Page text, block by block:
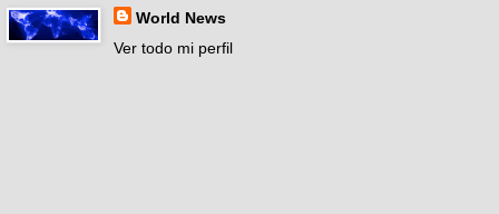
World News
Ver todo mi perfil